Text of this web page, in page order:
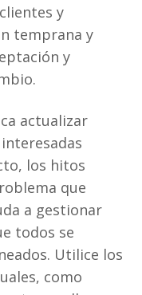
y
temprana y
y
actualizar
los hitos
que
a gestionar
todos se
Utilice los
como